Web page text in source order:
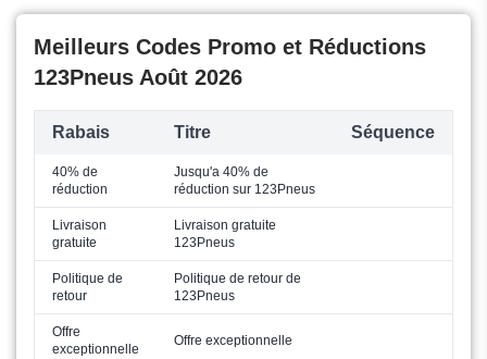
Meilleurs Codes Promo et Réductions
123Pneus Août 2026
Rabais Titre Séquence
40% de
réduction
Jusqu'a 40% de
réduction sur 123Pneus
Livraison
gratuite
Livraison gratuite
123Pneus
Politique de
retour
Politique de retour de
123Pneus
Offre
exceptionnelle
Offre exceptionnelle